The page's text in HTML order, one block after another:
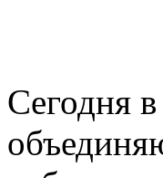
Сегодня